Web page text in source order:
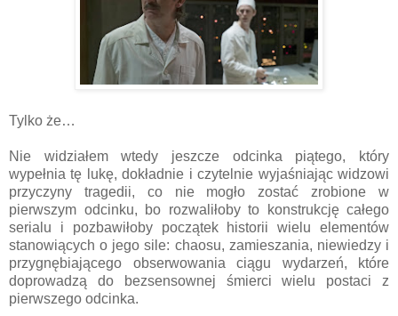
Tylko że…
Nie widziałem wtedy jeszcze odcinka piątego, który
wypełnia tę lukę, dokładnie i czytelnie wyjaśniając widzowi
przyczyny tragedii, co nie mogło zostać zrobione w
pierwszym odcinku, bo rozwaliłoby to konstrukcję całego
serialu i pozbawiłoby początek historii wielu elementów
stanowiących o jego sile: chaosu, zamieszania, niewiedzy i
przygnębiającego obserwowania ciągu wydarzeń, które
doprowadzą do bezsensownej śmierci wielu postaci z
pierwszego odcinka.